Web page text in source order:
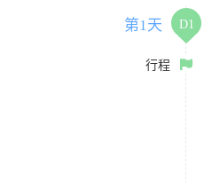
第1天 D1
行程